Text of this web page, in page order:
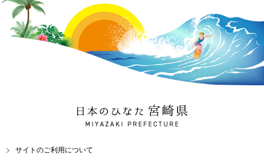
日本のひなた 宮崎県
MIYAZAKI PREFECTURE
サイトのご利用について